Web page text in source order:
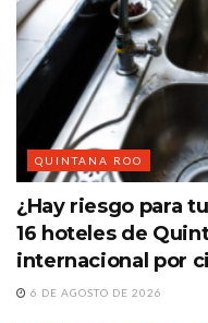
QUINTANA ROO
¿Hay riesgo para
16 hoteles de
internacional por
6 DE AGOSTO DE 2026